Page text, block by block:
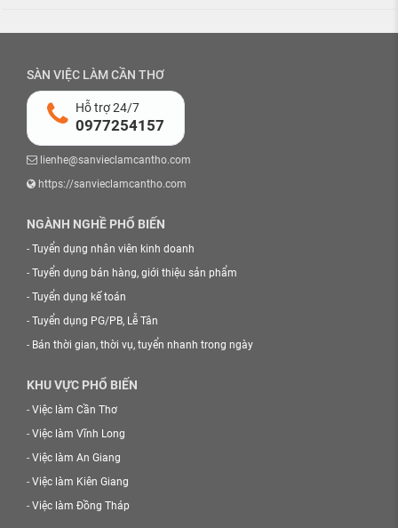
SÀN VIỆC LÀM CẦN THƠ
Hỗ trợ 24/7
0977254157
lienhe@sanvieclamcantho.com
https://sanvieclamcantho.com
NGÀNH NGHỀ PHỔ BIẾN
- Tuyển dụng nhân viên kinh doanh
- Tuyển dụng bán hàng, giới thiệu sản phẩm
- Tuyển dụng kế toán
- Tuyển dụng PG/PB, Lễ Tân
- Bán thời gian, thời vụ, tuyển nhanh trong ngày
KHU VỰC PHỔ BIẾN
- Việc làm Cần Thơ
- Việc làm Vĩnh Long
- Việc làm An Giang
- Việc làm Kiên Giang
- Việc làm Đồng Tháp